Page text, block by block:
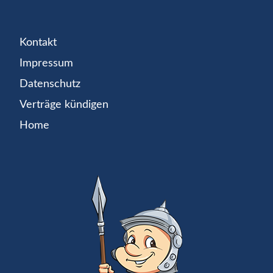
Kontakt
Impressum
Datenschutz
Verträge kündigen
Home